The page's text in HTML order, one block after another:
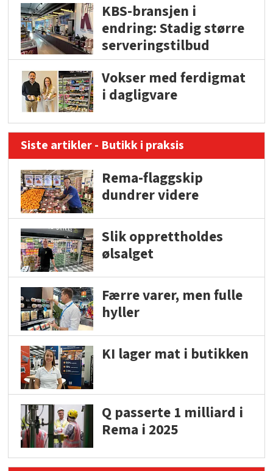
KBS-bransjen i
endring: Stadig større
serveringstilbud
Vokser med ferdigmat
i dagligvare
Siste artikler - Butikk i praksis
Rema-flaggskip
dundrer videre
Slik opprettholdes
ølsalget
Færre varer, men fulle
hyller
KI lager mat i butikken
Q passerte 1 milliard i
Rema i 2025